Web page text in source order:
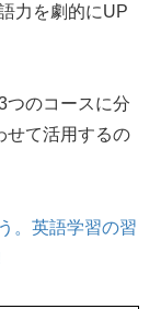
力を劇的にUP
つのコースに分
せて活用するの
。 英語学習の習